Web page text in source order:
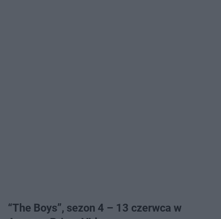
“The Boys”, sezon 4 – 13 czerwca w